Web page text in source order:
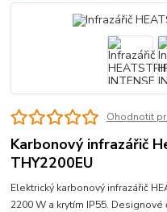
Ohodnotit
Karbonový infrazářič
THY2200EU
Elektrický karbonový infrazářič
2200 W a krytím IP55.